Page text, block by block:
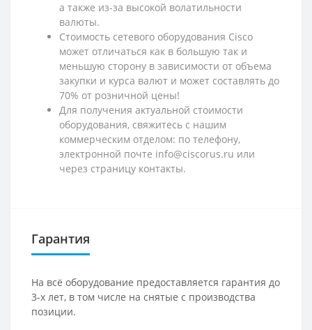
а также из-за высокой волатильности
валюты.
Стоимость сетевого оборудования Cisco
может отличаться как в большую так и
меньшую сторону в зависимости от объема
закупки и курса валют и может составлять до
70% от розничной цены!
Для получения актуальной стоимости
оборудования, свяжитесь с нашим
коммерческим отделом: по телефону,
электронной почте info@ciscorus.ru или
через страницу контакты.
Гарантия
На всё оборудование предоставляется гарантия до
3-х лет, в том числе на снятые с производства
позиции.